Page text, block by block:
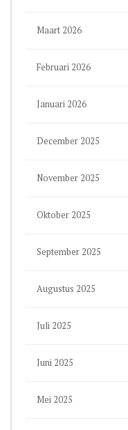
Maart 2026
Februari 2026
Januari 2026
December 2025
November 2025
Oktober 2025
September 2025
Augustus 2025
Juli 2025
Juni 2025
Mei 2025